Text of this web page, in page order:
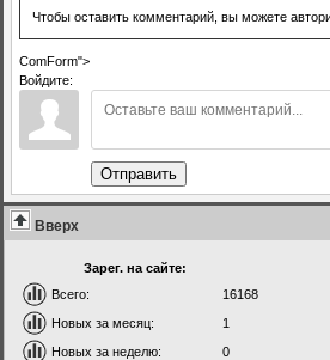
Чтобы оставить комментарий, вы можете
ComForm">
Войдите:
Отправить
Вверх
Зарег. на сайте:
Всего:
16168
Новых за месяц:
1
Новых за неделю:
0